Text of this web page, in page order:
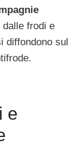
dalle frodi e
diffondono sul
e